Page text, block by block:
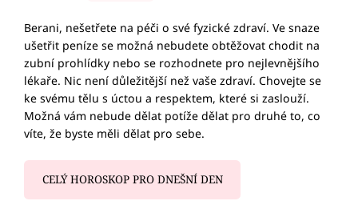
Berani, nešetřete na péči o své fyzické zdraví. Ve snaze
ušetřit peníze se možná nebudete obtěžovat chodit na
zubní prohlídky nebo se rozhodnete pro nejlevnějšího
lékaře. Nic není důležitější než vaše zdraví. Chovejte se
ke svému tělu s úctou a respektem, které si zaslouží.
Možná vám nebude dělat potíže dělat pro druhé to, co
víte, že byste měli dělat pro sebe.
CELÝ HOROSKOP PRO DNEŠNÍ DEN